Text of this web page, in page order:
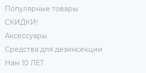
Популярные товары
СКИДКИ!
Аксессуары
Средства для дезинсекции
Нам 10 ЛЕТ